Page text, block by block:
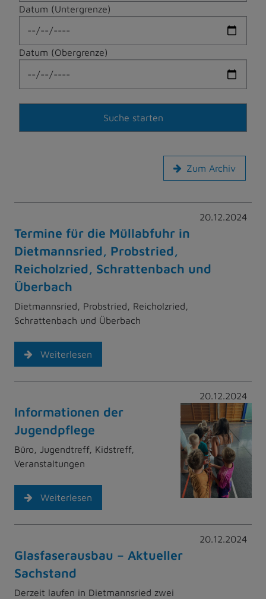
Datum (Untergrenze)
Datum (Obergrenze)
Zum Archiv
20.12.2024
Termine für die Müllabfuhr in
Dietmannsried, Probstried,
Reicholzried, Schrattenbach und
Überbach
Dietmannsried, Probstried, Reicholzried,
Schrattenbach und Überbach
Weiterlesen
20.12.2024
Informationen der
Jugendpflege
Büro, Jugendtreff, Kidstreff,
Veranstaltungen
Weiterlesen
20.12.2024
Glasfaserausbau – Aktueller
Sachstand
Derzeit laufen in Dietmannsried zwei